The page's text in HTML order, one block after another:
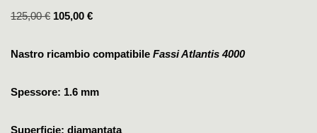
125,00€ 105,00 €
Nastro ricambio compatibile Fassi Atlantis 4000
Spessore: 1.6 mm
Superficie: diamantata